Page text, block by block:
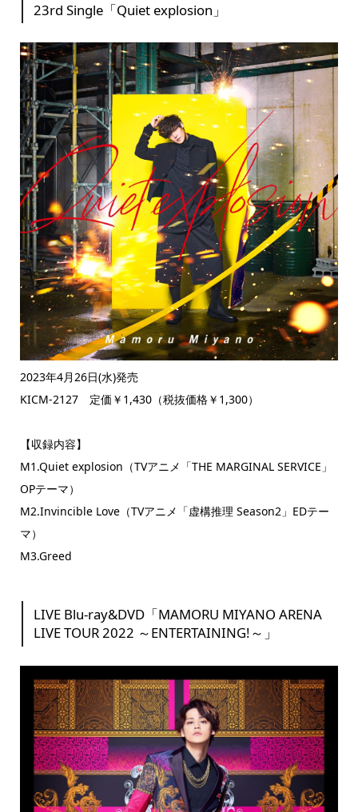
23rd Single「Quiet explosion」
2023年4月26日(水)発売
KICM-2127 定価￥1,430（税抜価格￥1,300）
【収録内容】
M1.Quiet explosion（TVアニメ「THE MARGINAL SERVICE」
OPテーマ）
M2.Invincible Love（TVアニメ「虚構推理 Season2」EDテー
マ）
M3.Greed
LIVE Blu-ray&DVD「MAMORU MIYANO ARENA
LIVE TOUR 2022 ～ENTERTAINING!～」